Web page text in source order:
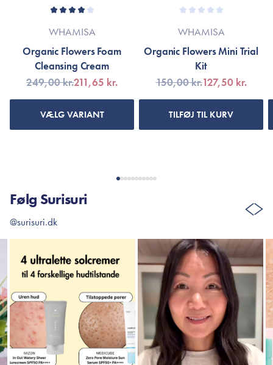
WHAMISA
Organic Flowers Foam
Cleansing Cream
249,00 kr.211,65 kr.
VÆLG VARIANT
WHAMISA
Organic Flowers Mini Trial
Kit
150,00 kr.127,50 kr.
TILFØJ TIL KURV
Følg Surisuri
@surisuri.dk